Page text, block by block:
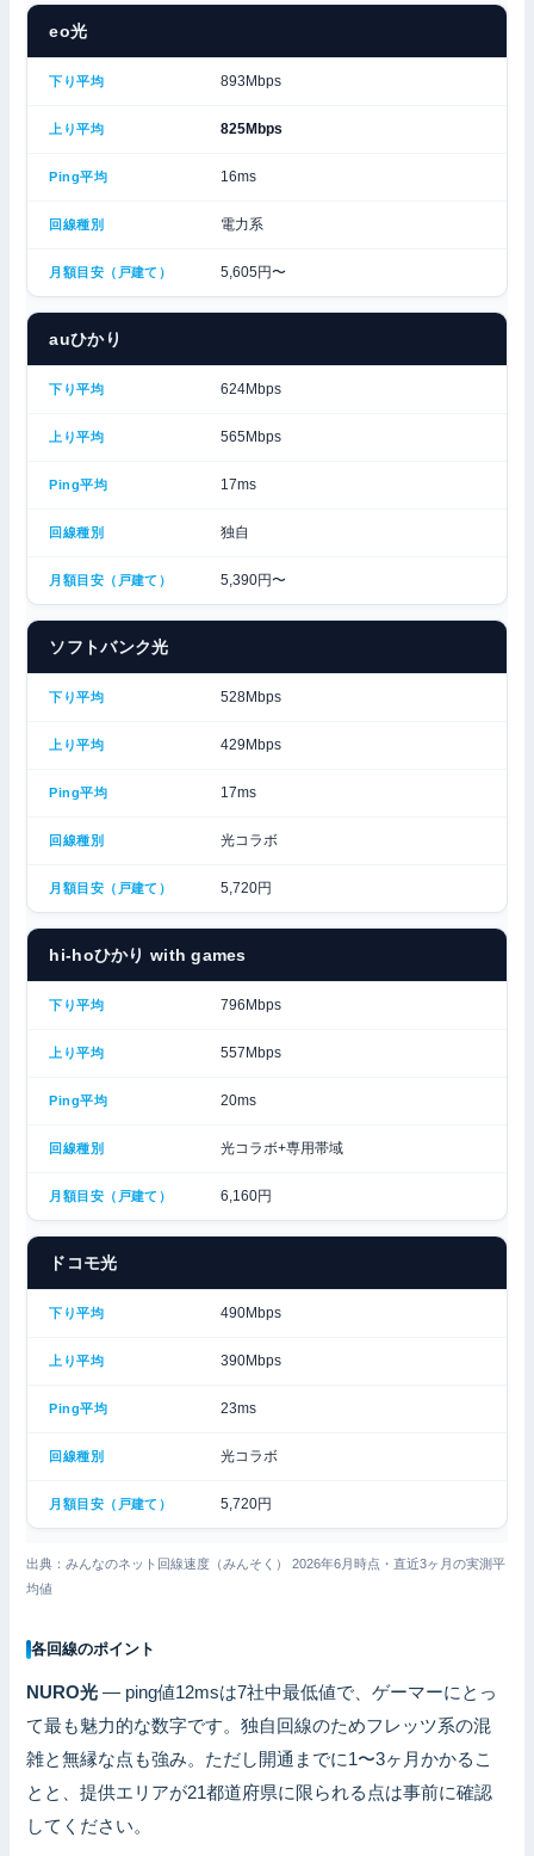
eo光
893Mbps
825Mbps
16ms
電力系
5,605円〜
auひかり
624Mbps
565Mbps
17ms
独自
5,390円〜
ソフトバンク光
528Mbps
429Mbps
17ms
光コラボ
5,720円
hi-hoひかり with games
796Mbps
557Mbps
20ms
光コラボ+専用帯域
6,160円
ドコモ光
490Mbps
390Mbps
23ms
光コラボ
5,720円
出典：みんなのネット回線速度（みんそく） 2026年6月時点・直近3ヶ月の実測平
均値
各回線のポイント
NURO光 — ping値12msは7社中最低値で、ゲーマーにとっ
て最も魅力的な数字です。独自回線のためフレッツ系の混
雑と無縁な点も強み。ただし開通までに1〜3ヶ月かかるこ
とと、提供エリアが21都道府県に限られる点は事前に確認
してください。